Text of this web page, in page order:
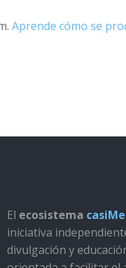
Aprende cómo se
El ecosistema
iniciativa
divulgación y